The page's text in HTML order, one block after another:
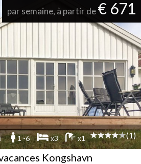
par semaine, à partir de€ 671
1 -6 x3 x1 (1)
Kongshavn